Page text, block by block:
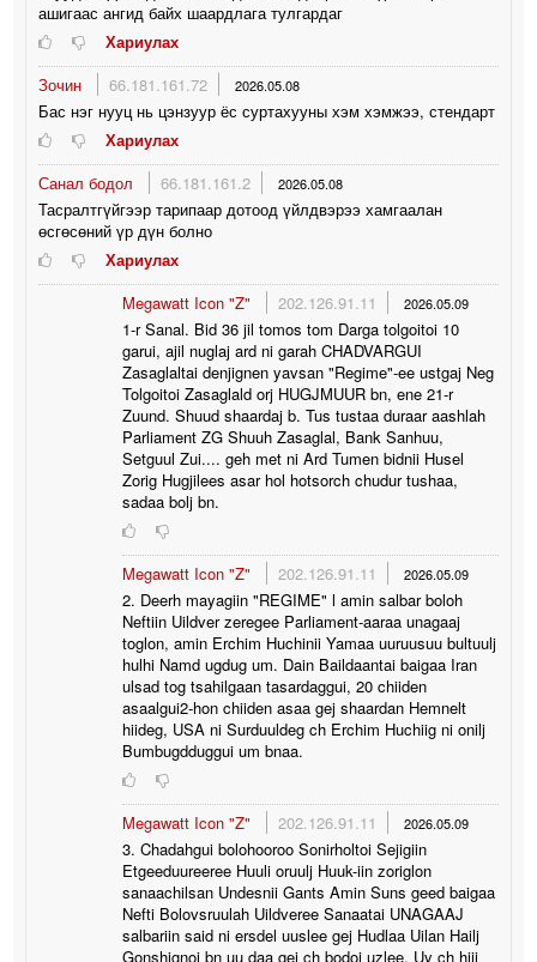
ашигаас ангид байх шаардлага тулгардаг
Хариулах
Зочин
66.181.161.72 2026.05.08
Бас нэг нууц нь цэнзуур ёс суртахууны хэм хэмжээ, стендарт
Хариулах
Санал бодол
66.181.161.2 2026.05.08
Тасралтгүйгээр тарипаар дотоод үйлдвэрээ хамгаалан
өсгөсөний үр дүн болно
Хариулах
Megawatt Icon "Z"
202.126.91.11 2026.05.09
1-r Sanal. Bid 36 jil tomos tom Darga tolgoitoi 10
garui, ajil nuglaj ard ni garah CHADVARGUI
Zasaglaltai denjignen yavsan "Regime"-ee ustgaj Neg
Tolgoitoi Zasaglald orj HUGJMUUR bn, ene 21-r
Zuund. Shuud shaardaj b. Tus tustaa duraar aashlah
Parliament ZG Shuuh Zasaglal, Bank Sanhuu,
Setguul Zui.... geh met ni Ard Tumen bidnii Husel
Zorig Hugjilees asar hol hotsorch chudur tushaa,
sadaa bolj bn.
Megawatt Icon "Z" 202.126.91.11 2026.05.09
2. Deerh mayagiin "REGIME" l amin salbar boloh
Neftiin Uildver zeregee Parliament-aaraa unagaaj
toglon, amin Erchim Huchinii Yamaa uuruusuu bultuulj
hulhi Namd ugdug um. Dain Baildaantai baigaa Iran
ulsad tog tsahilgaan tasardaggui, 20 chiiden
asaalgui2-hon chiiden asaa gej shaardan Hemnelt
hiideg, USA ni Surduuldeg ch Erchim Huchiig ni onilj
Bumbugdduggui um bnaa.
Megawatt Icon "Z" 202.126.91.11 2026.05.09
3. Chadahgui bolohooroo Sonirholtoi Sejigiin
Etgeeduureeree Huuli oruulj Huuk-iin zoriglon
sanaachilsan Undesnii Gants Amin Suns geed baigaa
Nefti Bolovsruulah Uildveree Sanaatai UNAGAAJ
salbariin said ni ersdel uuslee gej Hudlaa Uilan Hailj
Gonshignoj bn uu daa gej ch bodoj uzlee. Uy ch hiij